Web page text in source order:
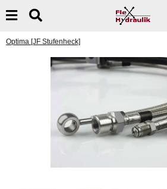
Optima [JF Stufenheck]